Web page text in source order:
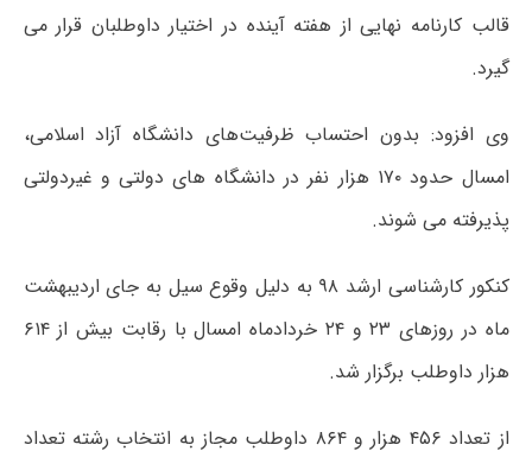
قالب کارنامه نهایی از هفته آینده در اختیار داوطلبان قرار می
گیرد.
وی افزود: بدون احتساب ظرفیت‌های دانشگاه آزاد اسلامی،
امسال حدود ۱۷۰ هزار نفر در دانشگاه های دولتی و غیردولتی
پذیرفته می شوند.
کنکور کارشناسی ارشد ۹۸ به دلیل وقوع سیل به جای اردیبهشت
ماه در روزهای ۲۳ و ۲۴ خردادماه امسال با رقابت بیش از ۶۱۴
هزار داوطلب برگزار شد.
از تعداد ۴۵۶ هزار و ۸۶۴ داوطلب مجاز به انتخاب رشته تعداد